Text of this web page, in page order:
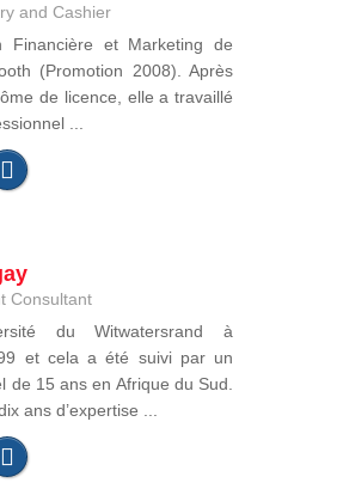
and Cashier
Financière et Marketing de
(Promotion 2008). Après
de licence, elle a travaillé
...
Consultant
du Witwatersrand à
et cela a été suivi par un
de 15 ans en Afrique du Sud.
ans d’expertise ...